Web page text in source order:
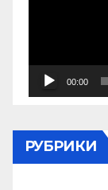
00:00
РУБРИКИ